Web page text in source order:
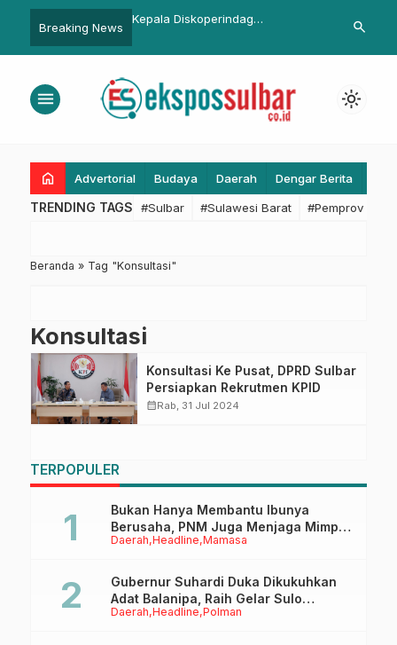
Breaking News
Anggaran Fokus
Kepala Diskoperindag
Bupati
Musrenbang
search
menu light_mode
home Advertorial Budaya Daerah Dengar Berita
TRENDING TAGS #Sulbar #Sulawesi Barat #Pemprov
Beranda » Tag "Konsultasi"
Konsultasi
Konsultasi Ke Pusat, DPRD Sulbar
Persiapkan Rekrutmen KPID
calendar_monthRab, 31 Jul 2024
TERPOPULER
Daerah Headline Mamasa
Bukan Hanya Membantu Ibunya
Berusaha, PNM Juga Menjaga Mimpi
Anaknya Untuk Menggapai Cita-Cita
Daerah Headline Polman
Gubernur Suhardi Duka Dikukuhkan
Adat Balanipa, Raih Gelar Sulo
Tappidena